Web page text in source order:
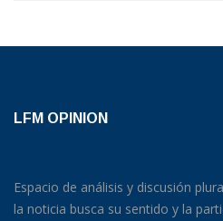
LFM OPINION
Espacio de análisis y discusión
la noticia busca su sentido y la